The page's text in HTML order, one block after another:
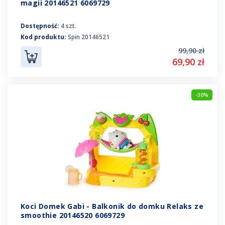
magii 20146521 6069729
Dostępność: 4 szt.
Kod produktu: Spin 20146521
99,90 zł
69,90 zł
-30%
Koci Domek Gabi - Balkonik do domku Relaks ze
smoothie 20146520 6069729